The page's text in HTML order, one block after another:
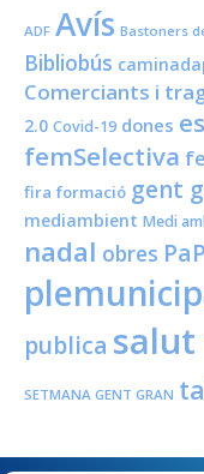
ADF Avís Bastoners
Bibliobús
Comerciants i
2.0 Covid-19 dones
femSelectiva
fira formació gent
mediambient Medi
nadal obres PaP
publica salut
SETMANA GENT GRAN